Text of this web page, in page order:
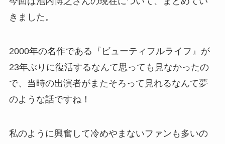
きました。
2000年の名作である『ビューティフルライフ』が
23年ぶりに復活するなんて思っても見なかったの
で、当時の出演者がまたそろって見れるなんて夢
のような話ですね！
私のように興奮して冷めやまないファンも多いの